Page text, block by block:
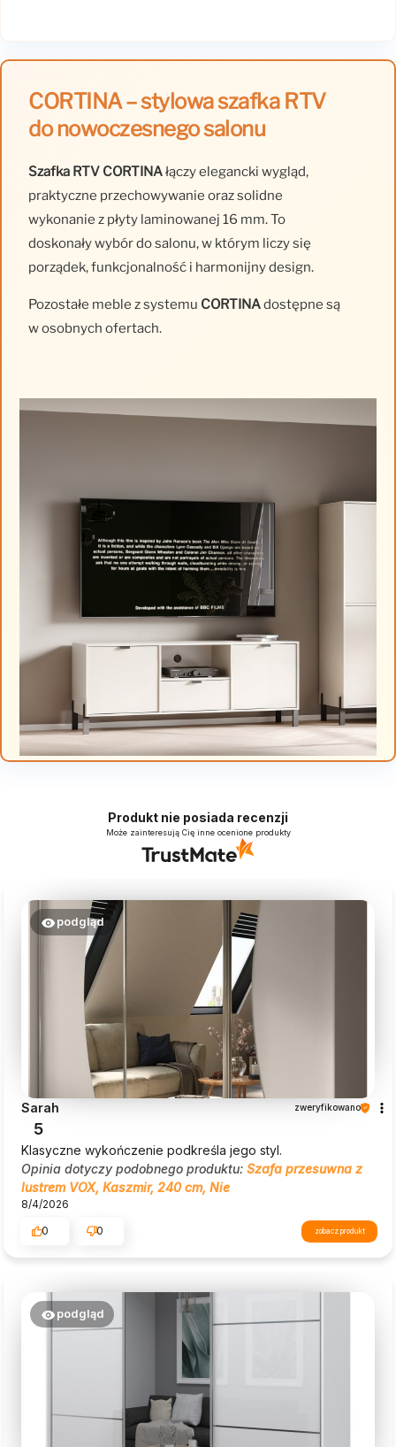
CORTINA – stylowa szafka RTV
do nowoczesnego salonu
Szafka RTV CORTINAłączy elegancki wygląd,
praktyczne przechowywanie oraz solidne
wykonanie z płyty laminowanej 16 mm. To
doskonały wybór do salonu, w którym liczy się
porządek, funkcjonalność i harmonijny design.
Pozostałe meble z systemu CORTINAdostępne są
w osobnych ofertach.
Produkt nie posiada recenzji
Może zainteresują Cię inne ocenione produkty
podgląd
Sarah zweryfikowano
5
Klasyczne wykończenie podkreśla jego styl.
Opinia dotyczy podobnego produktu: Szafa przesuwna z
lustrem VOX, Kaszmir, 240 cm, Nie
8/4/2026
0
0 zobacz produkt
podgląd